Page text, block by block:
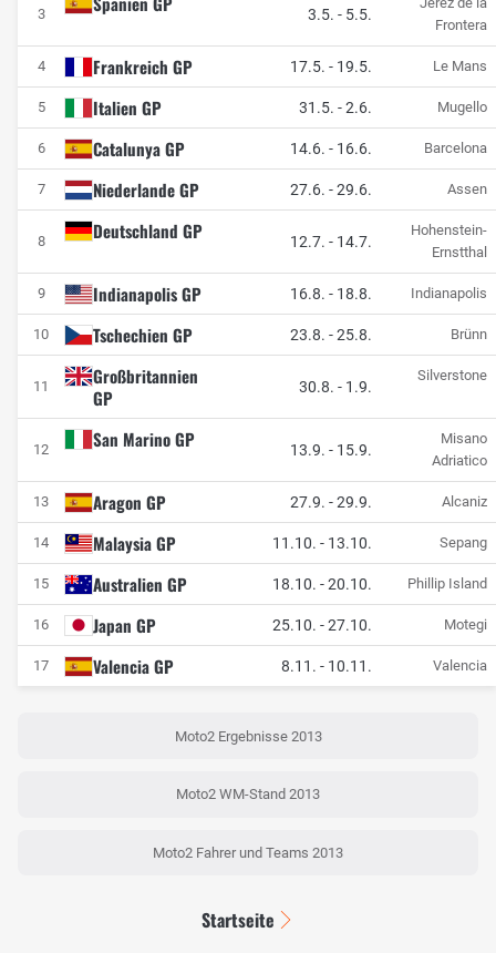
3 3.5. - 5.5.
Frontera
4 Frankreich GP 17.5. - 19.5. Le Mans
5 Italien GP 31.5. -2.6. Mugello
6 Catalunya GP 14.6. - 16.6. Barcelona
7 Niederlande GP 27.6. -29.6. Assen
8 Deutschland GP 12.7. - 14.7.
Hohenstein-
Ernstthal
9 Indianapolis GP 16.8. - 18.8. Indianapolis
10 Tschechien GP 23.8. -25.8. Brünn
11
Großbritannien
GP
30.8. - 1.9.
Silverstone
12 San Marino GP 13.9. - 15.9.
Misano
Adriatico
13 Aragon GP 27.9. -29.9. Alcaniz
14 Malaysia GP 11.10. - 13.10. Sepang
15 Australien GP 18.10. -20.10. Phillip Island
16 Japan GP 25.10. -27.10. Motegi
17 Valencia GP 8.11. - 10.11. Valencia
Moto2 Ergebnisse 2013
Moto2 WM-Stand 2013
Moto2 Fahrer und Teams 2013
Startseite